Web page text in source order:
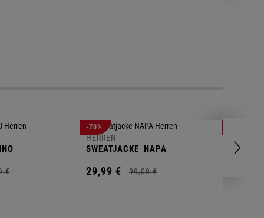
€
-70%
HERREN
SWEATJACKE NAPA
29,99 € 99,00 €